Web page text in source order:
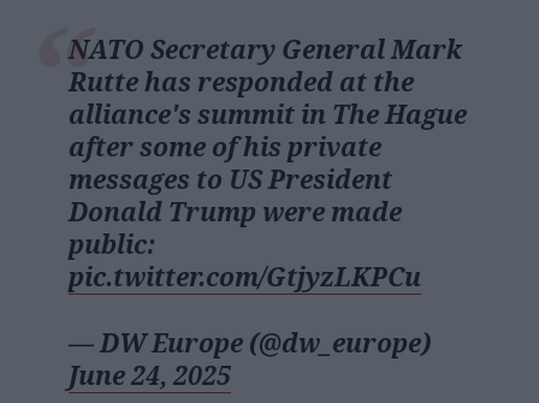
NATO Secretary General Mark
Rutte has responded at the
alliance's summit in The Hague
after some of his private
messages to US President
Donald Trump were made
public:
pic.twitter.com/GtjyzLKPCu
— DW Europe (@dw_europe)
June 24, 2025